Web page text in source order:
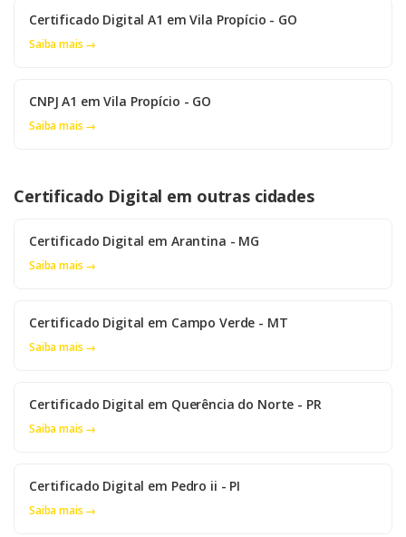
Certificado Digital A1 em Vila Propício - GO
Saiba mais →
CNPJ A1 em Vila Propício - GO
Saiba mais →
Certificado Digital em outras cidades
Certificado Digital em Arantina - MG
Saiba mais →
Certificado Digital em Campo Verde - MT
Saiba mais →
Certificado Digital em Querência do Norte - PR
Saiba mais →
Certificado Digital em Pedro ii - PI
Saiba mais →